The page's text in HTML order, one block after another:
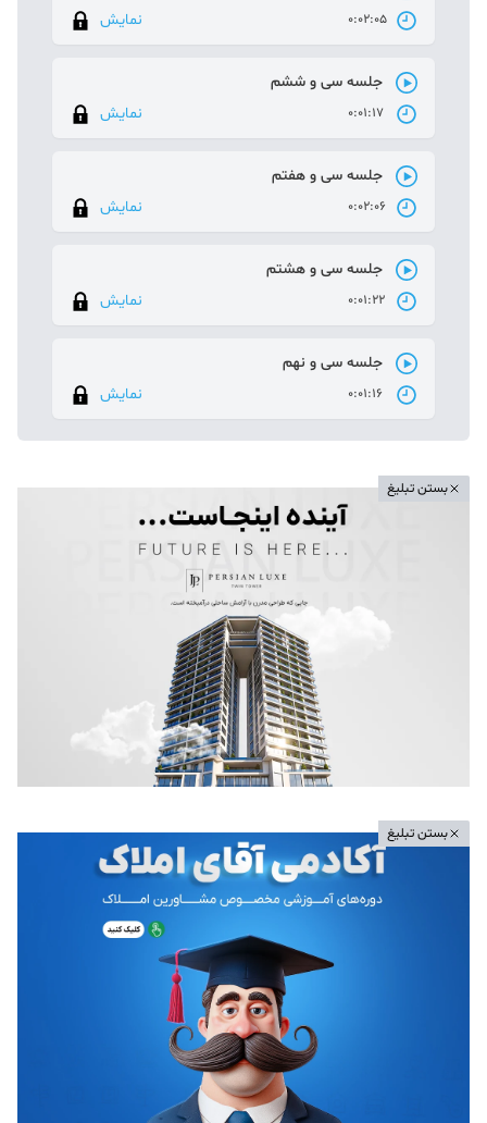
0:02:05 نمایش
جلسه سی و ششم
0:01:17 نمایش
جلسه سی و هفتم
0:02:06 نمایش
جلسه سی و هشتم
0:01:22 نمایش
جلسه سی و نهم
0:01:16 نمایش
بستن تبلیغ
بستن تبلیغ